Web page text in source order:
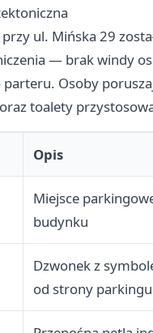
ul. Mińska 29
— brak windy
Osoby
toalety
Opis
Miejsce
budynku
Dzwonek z
od strony parkingu